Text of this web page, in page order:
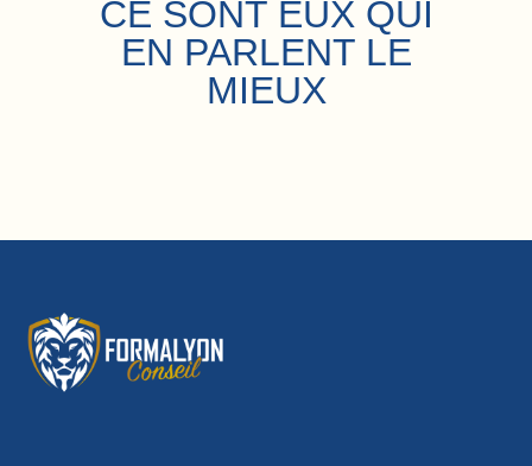
CE SONT EUX QUI
EN PARLENT LE
MIEUX